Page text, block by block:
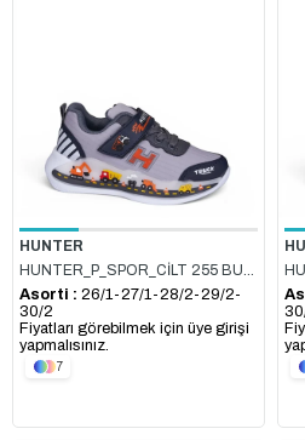
HUNTER
HUNTER_P_SPOR_CİLT 255 BUZ_LACİ
Asorti : 26/1-27/1-28/2-29/2-
30/2
Fiyatları görebilmek için üye girişi
yapmalısınız.
7